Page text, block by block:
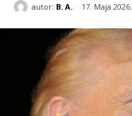
autor: B. A. 17. Maja 2026.